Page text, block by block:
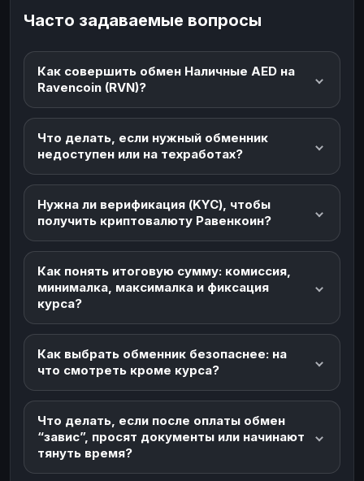
Часто задаваемые вопросы
Как совершить обмен Наличные AED на
Ravencoin (RVN)?
Что делать, если нужный обменник
недоступен или на техработах?
Нужна ли верификация (KYC), чтобы
получить криптовалюту Равенкоин?
Как понять итоговую сумму: комиссия,
минималка, максималка и фиксация
курса?
Как выбрать обменник безопаснее: на
что смотреть кроме курса?
Что делать, если после оплаты обмен
“завис”, просят документы или начинают
тянуть время?